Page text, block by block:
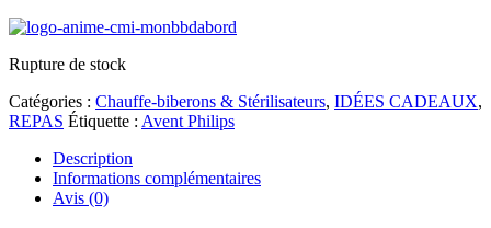
Rupture de stock
Catégories : Chauffe-biberons & Stérilisateurs, IDÉES CADEAUX,
REPAS Étiquette : Avent Philips
Description
Informations complémentaires
Avis (0)